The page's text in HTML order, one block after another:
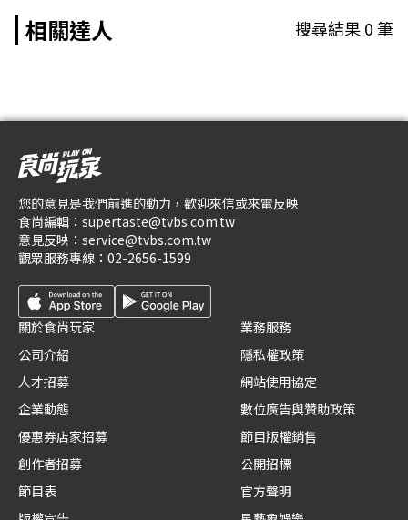
相關達人 搜尋結果0筆
您的意見是我們前進的動力，歡迎來信或來電反映
食尚編輯： supertaste@tvbs.com.tw
意見反映： service@tvbs.com.tw
觀眾服務專線： 02-2656-1599
關於食尚玩家
公司介紹
人才招募
企業動態
優惠券店家招募
創作者招募
節目表
業務服務
隱私權政策
網站使用協定
數位廣告與贊助政策
節目版權銷售
公開招標
官方聲明